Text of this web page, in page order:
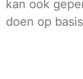
kan ook
doen op